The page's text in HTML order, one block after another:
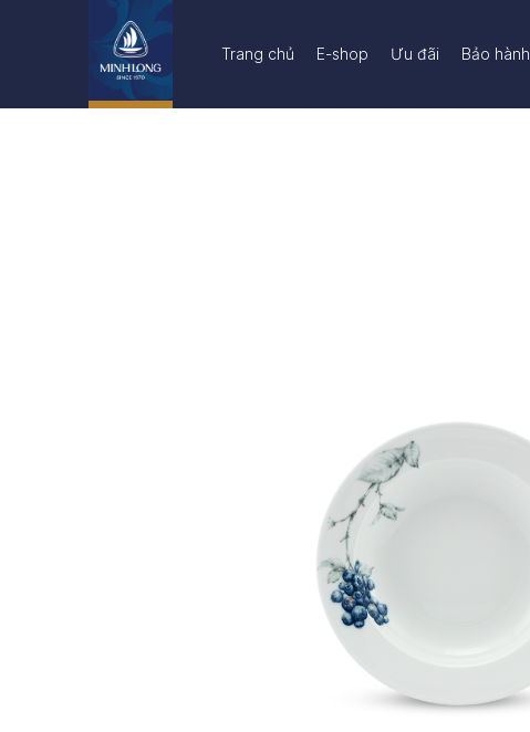
Trang chủ E-shop Ưu đãi Bảo hành